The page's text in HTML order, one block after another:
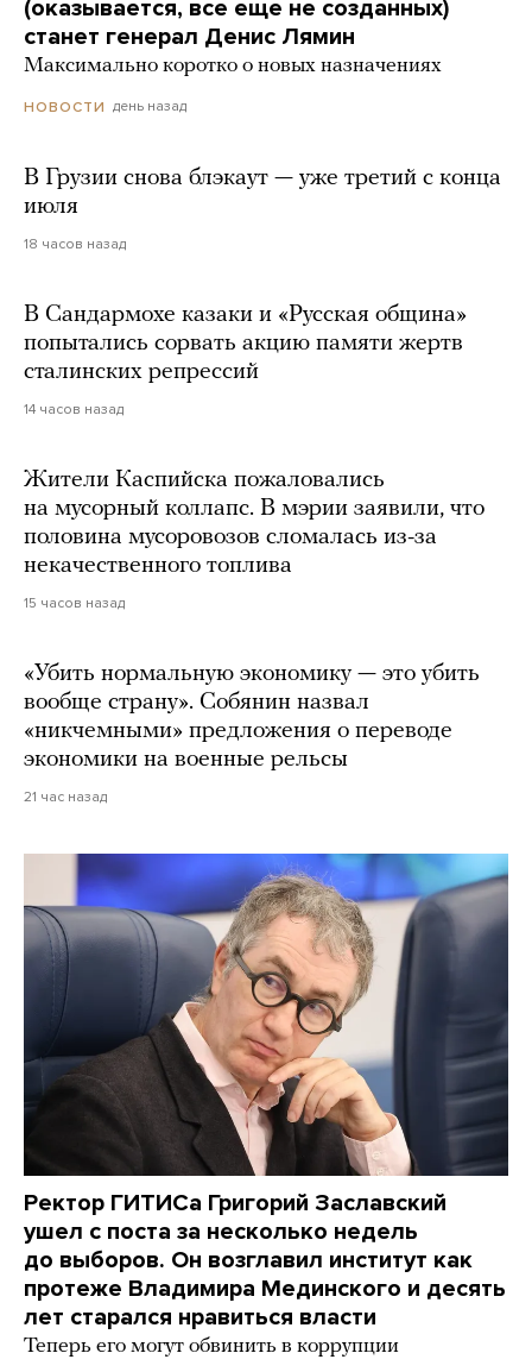
(оказывается, все еще не созданных)
станет генерал Денис Лямин
Максимально коротко о новых назначениях
НОВОСТИ день назад
В Грузии снова блэкаут — уже третий с конца
июля
18 часов назад
В Сандармохе казаки и «Русская община»
попытались сорвать акцию памяти жертв
сталинских репрессий
14 часов назад
Жители Каспийска пожаловались
на мусорный коллапс. В мэрии заявили, что
половина мусоровозов сломалась из-за
некачественного топлива
15 часов назад
«Убить нормальную экономику — это убить
вообще страну». Собянин назвал
«никчемными» предложения о переводе
экономики на военные рельсы
21 час назад
Ректор ГИТИСа Григорий Заславский
ушел с поста за несколько недель
до выборов. Он возглавил институт как
протеже Владимира Мединского и десять
лет старался нравиться власти
Теперь его могут обвинить в коррупции